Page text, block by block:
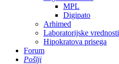
MPL
Digipato
Arhimed
Laboratorijske vrednosti
Hipokratova prisega
Forum
Pošlji